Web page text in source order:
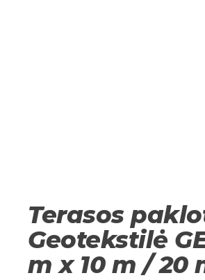
Terasos
Geotekstilė
m x 10 m / 20